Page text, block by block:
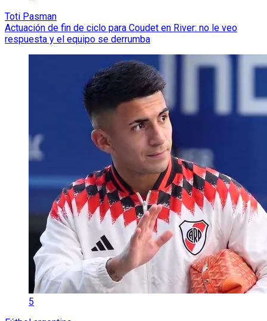
Toti Pasman
Actuación de fin de ciclo para Coudet en River: no le veo
respuesta y el equipo se derrumba
5